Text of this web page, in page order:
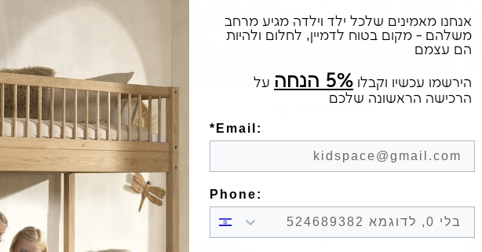
מיטת ברונקס ירוק זית 90
3 ביקורות
₪1,450
הוספה לסל
אנחנו מאמינים שלכל ילד וילדה מגיע מרחב
משלהם - מקום בטוח לדמיין, לחלום ולהיות
הם עצמם
הירשמו עכשיו וקבלו 5% הנחה
על
הרכישה הראשונה שלכם
*Email:
Phone: